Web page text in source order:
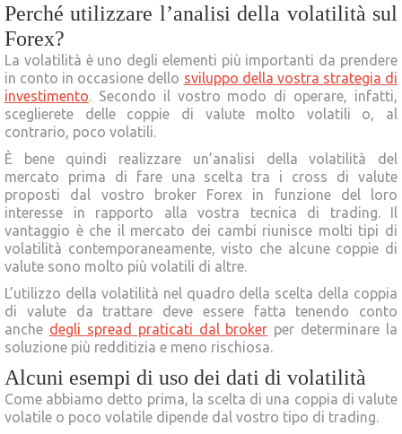
Perché utilizzare l’analisi della volatilità sul
Forex?
La volatilità è uno degli elementi più importanti da prendere
in conto in occasione dello sviluppo della vostra strategia di
investimento. Secondo il vostro modo di operare, infatti,
sceglierete delle coppie di valute molto volatili o, al
contrario, poco volatili.
È bene quindi realizzare un’analisi della volatilità del
mercato prima di fare una scelta tra i cross di valute
proposti dal vostro broker Forex in funzione del loro
interesse in rapporto alla vostra tecnica di trading. Il
vantaggio è che il mercato dei cambi riunisce molti tipi di
volatilità contemporaneamente, visto che alcune coppie di
valute sono molto più volatili di altre.
L’utilizzo della volatilità nel quadro della scelta della coppia
di valute da trattare deve essere fatta tenendo conto
anche degli spread praticati dal broker per determinare la
soluzione più redditizia e meno rischiosa.
Alcuni esempi di uso dei dati di volatilità
Come abbiamo detto prima, la scelta di una coppia di valute
volatile o poco volatile dipende dal vostro tipo di trading.